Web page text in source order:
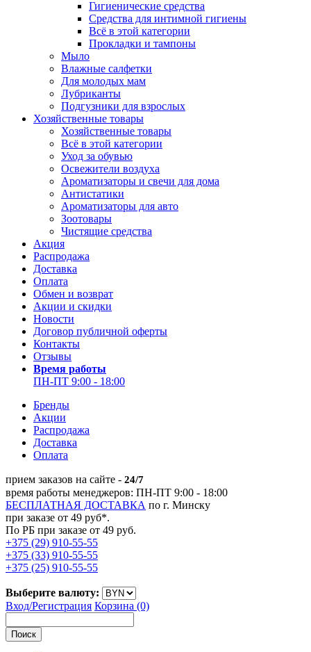
Гигиенические средства
Средства для интимной гигиены
Всё в этой категории
Прокладки и тампоны
Мыло
Влажные салфетки
Для молодых мам
Лубриканты
Подгузники для взрослых
Хозяйственные товары
Хозяйственные товары
Всё в этой категории
Уход за обувью
Освежители воздуха
Ароматизаторы и свечи для дома
Антистатики
Ароматизаторы для авто
Зоотовары
Чистящие средства
Акция
Распродажа
Доставка
Оплата
Обмен и возврат
Акции и скидки
Новости
Договор публичной оферты
Контакты
Отзывы
Время работы
ПН-ПТ 9:00 - 18:00
Бренды
Акции
Распродажа
Доставка
Оплата
прием заказов на сайте - 24/7
время работы менеджеров: ПН-ПТ 9:00 - 18:00
БЕСПЛАТНАЯ ДОСТАВКА по г. Минску
при заказе от 49 руб*.
По РБ при заказе от 49 руб.
+375 (29) 910-55-55
+375 (33) 910-55-55
+375 (25) 910-55-55
Выберите валюту:
Вход/Регистрация Корзина (0)
Поиск